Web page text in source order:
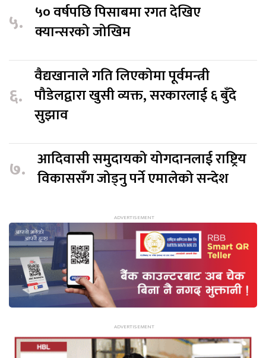
५. ५० वर्षपछि पिसाबमा रगत देखिए
क्यान्सरको जोखिम
६.
वैद्यखानाले गति लिएकोमा पूर्वमन्त्री
पौडेलद्वारा खुसी व्यक्त, सरकारलाई ६ बुँदे
सुझाव
७. आदिवासी समुदायको योगदानलाई राष्ट्रिय
विकाससँग जोड्नु पर्ने एमालेको सन्देश